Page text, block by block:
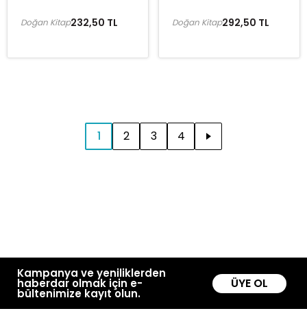
232,50 TL
Doğan Kitap 292,50 TL
Doğan Kitap
1 2 3 4
Kampanya ve yeniliklerden
haberdar olmak için e-
bültenimize kayıt olun.
ÜYE OL